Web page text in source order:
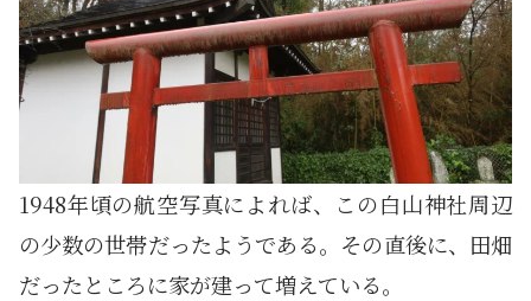
1948年頃の航空写真によれば、この白山神社周辺
の少数の世帯だったようである。その直後に、田畑
だったところに家が建って増えている。